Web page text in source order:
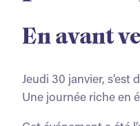
En avant
Jeudi 30 janvier,
Une journée riche en